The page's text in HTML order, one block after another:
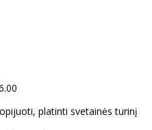
platinti svetainės turinį